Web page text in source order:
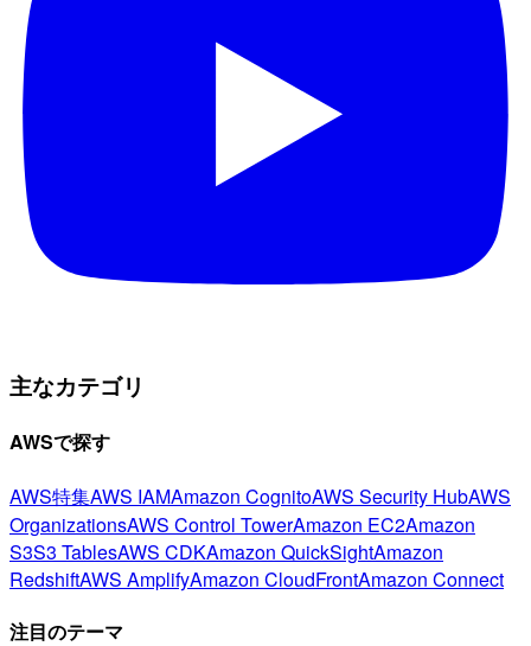
主なカテゴリ
AWSで探す
AWS特集AWS IAMAmazon CognitoAWS Security HubAWS
OrganizationsAWS Control TowerAmazon EC2Amazon
S3S3 TablesAWS CDKAmazon QuickSightAmazon
RedshiftAWS AmplifyAmazon CloudFrontAmazon Connect
注目のテーマ